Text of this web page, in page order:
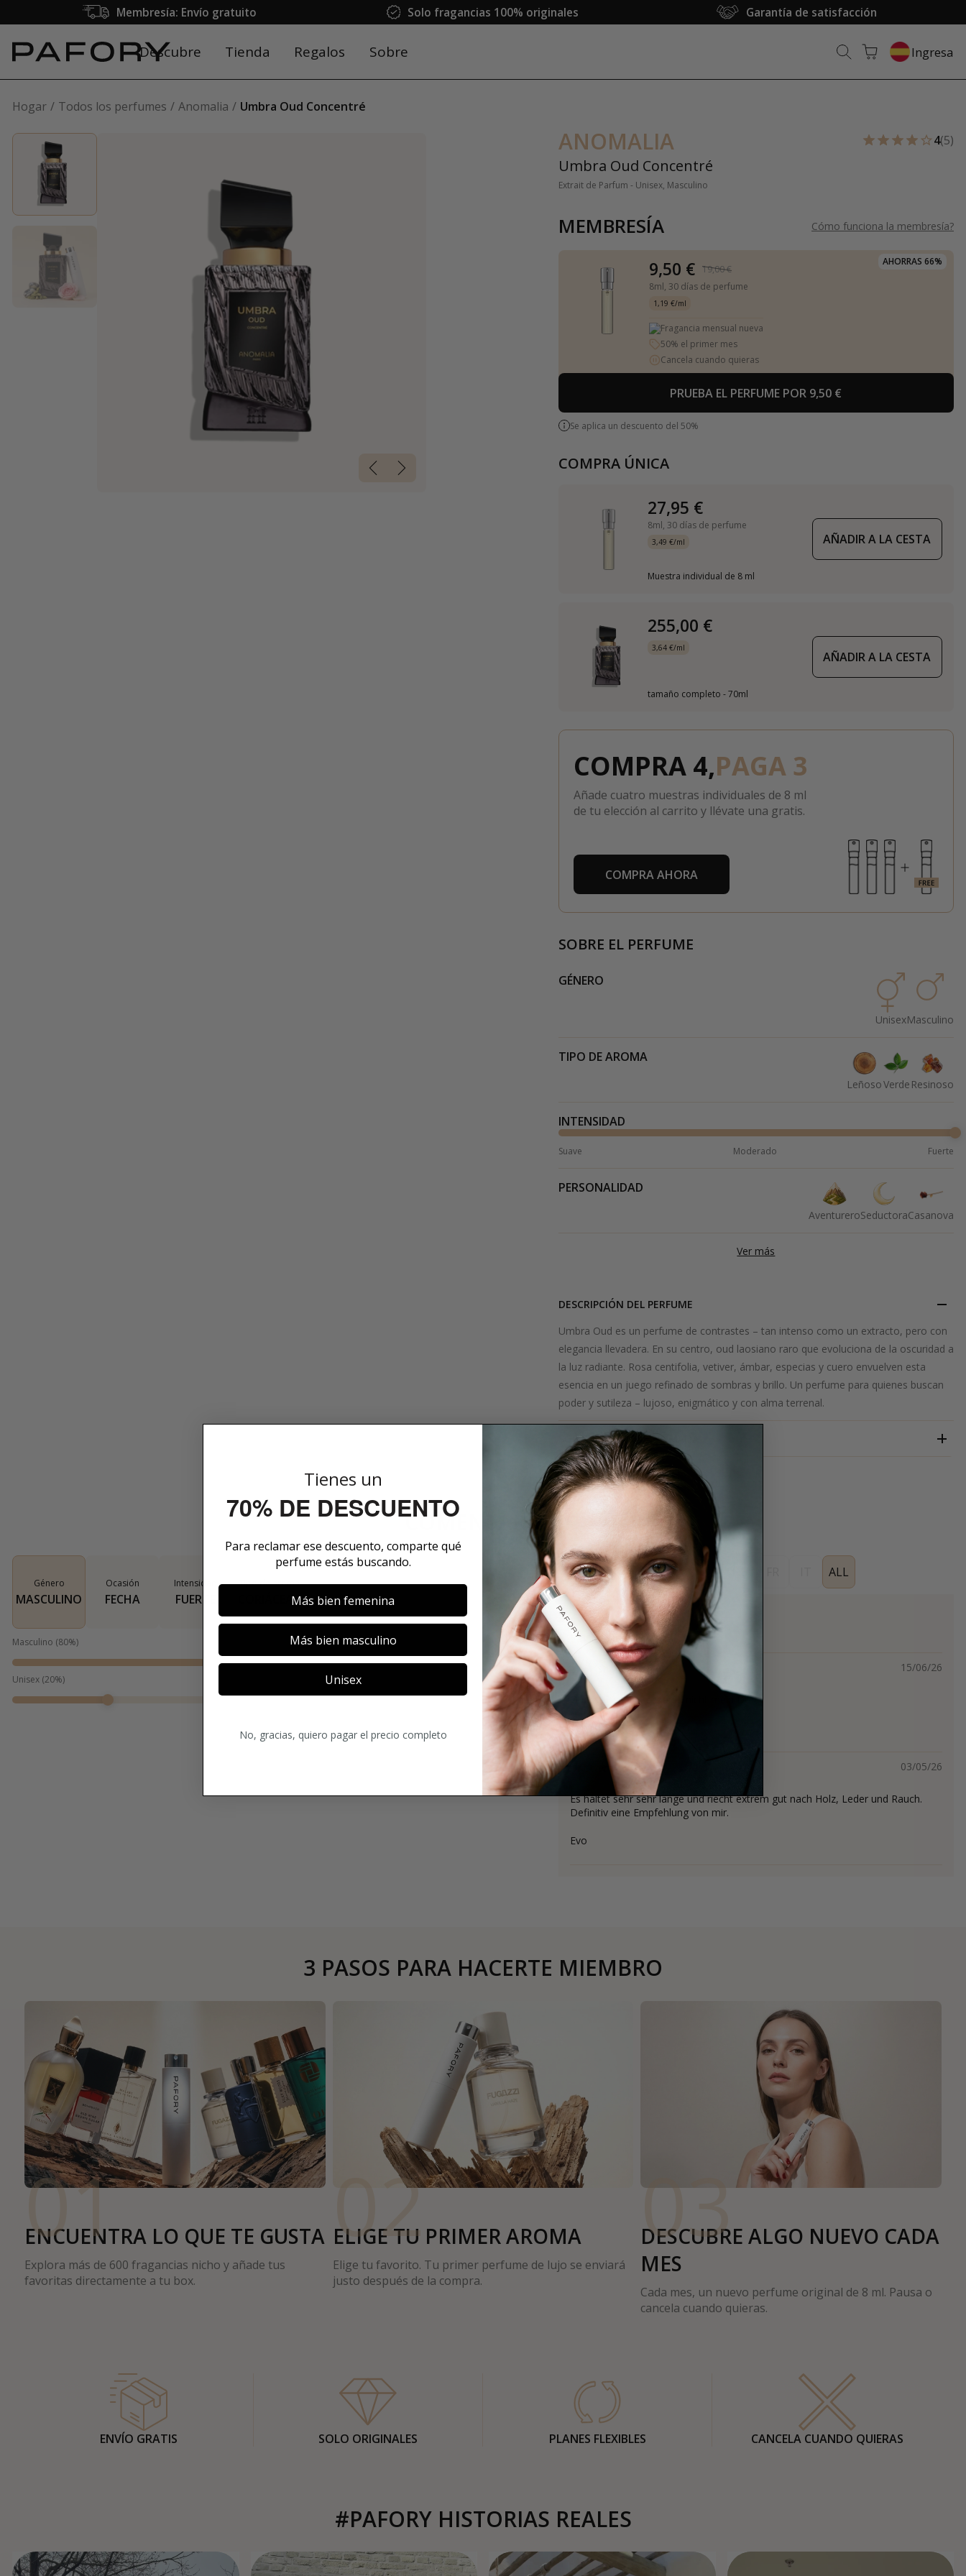
Membresía: Envío gratuito Solo fragancias 100% originales Garantía de satisfacción
Descubre Tienda Regalos Sobre Ingresa
Hogar Todos los perfumes Anomalia Umbra Oud Concentré
ANOMALIA
Umbra Oud Concentré
Extrait de Parfum - Unisex, Masculino
4(5)
MEMBRESÍA Cómo funciona la membresía?
AHORRAS 66%
9,50 €
19,00 €
8ml, 30 días de perfume
1,19 €/ml
Fragancia mensual nueva
50% el primer mes
Cancela cuando quieras
PRUEBA EL PERFUME POR 9,50 €
Se aplica un descuento del 50%
COMPRA ÚNICA
27,95 €
8ml, 30 días de perfume
3,49 €/ml
Muestra individual de 8 ml
AÑADIR A LA CESTA
255,00 €
3,64 €/ml
tamaño completo - 70ml
AÑADIR A LA CESTA
COMPRA 4,PAGA 3
Añade cuatro muestras individuales de 8 ml
de tu elección al carrito y llévate una gratis.
COMPRA AHORA
SOBRE EL PERFUME
GÉNERO
UnisexMasculino
TIPO DE AROMA
LeñosoVerde Resinoso
INTENSIDAD
Suave Moderado Fuerte
PERSONALIDAD
AventureroSeductoraCasanova
Ver más
DESCRIPCIÓN DEL PERFUME
Umbra Oud es un perfume de contrastes – tan intenso como un extracto, pero con
elegancia llevadera. En su centro, oud laosiano raro que evoluciona de la oscuridad a
la luz radiante. Rosa centifolia, vetiver, ámbar, especias y cuero envuelven esta
esencia en un juego refinado de sombras y brillo. Un perfume para quienes buscan
poder y sutileza – lujoso, enigmático y con alma terrenal.
SOBRE LA MARCA ANOMALIA
COMENTARIOS
Género
MASCULINO
Ocasión
FECHA
Intensidad
FUERTE
Tipo de aroma
CORIÁCEAS
Masculino (80%)
Unisex (20%)
ES EN ALL
4
Comentarios
15/06/26
Oud ist viel zu stechend, nicht mein Duft.
Sebastian
03/05/26
Es haltet sehr sehr lange und riecht extrem gut nach Holz, Leder und Rauch.
Definitiv eine Empfehlung von mir.
Evo
3 PASOS PARA HACERTE MIEMBRO
01
ENCUENTRA LO QUE TE GUSTA
Explora más de 600 fragancias nicho y añade tus
favoritas directamente a tu box.
02
ELIGE TU PRIMER AROMA
Elige tu favorito. Tu primer perfume de lujo se enviará
justo después de la compra.
03
DESCUBRE ALGO NUEVO CADA
MES
Cada mes, un nuevo perfume original de 8 ml. Pausa o
cancela cuando quieras.
ENVÍO GRATIS SOLO ORIGINALES PLANES FLEXIBLES CANCELA CUANDO QUIERAS
#PAFORY HISTORIAS REALES
Tienes un
70% DE DESCUENTO
Para reclamar ese descuento, comparte qué
perfume estás buscando.
Más bien femenina
Más bien masculino
Unisex
No, gracias, quiero pagar el precio completo